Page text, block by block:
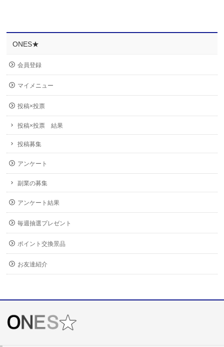
ONES★
会員登録
マイメニュー
投稿×投票
投稿×投票 結果
投稿募集
アンケート
副業の募集
アンケート結果
毎週抽選プレゼント
ポイント交換景品
お友達紹介